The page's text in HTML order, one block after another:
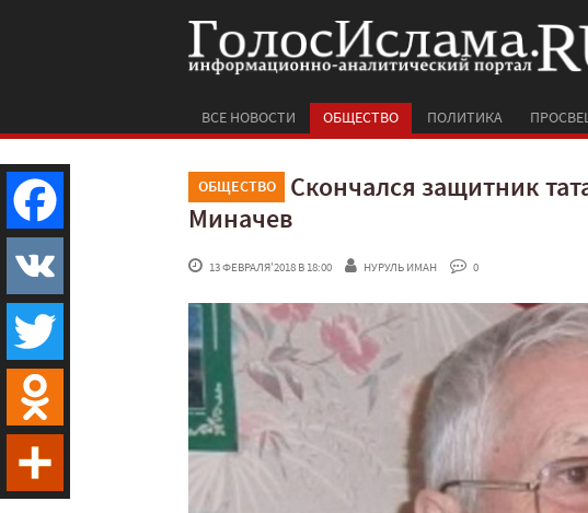
ВСЕ НОВОСТИ ОБЩЕСТВО ПОЛИТИКА
ОБЩЕСТВО
Скончался защитник
Миначев
13 ФЕВРАЛЯ'2018 В 18:00 НУРУЛЬ ИМАН 0
Facebook
VK
Twitter
Odnoklassniki